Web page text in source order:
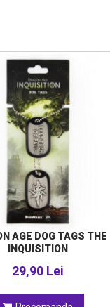
AGE DOG TAGS THE
INQUISITION
29,90 Lei